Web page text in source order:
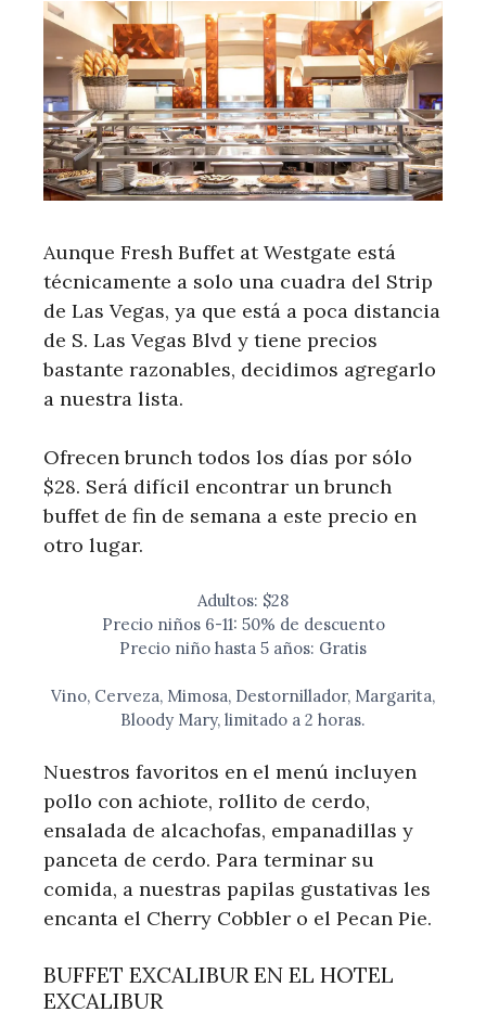
Aunque Fresh Buffet at Westgate está
técnicamente a solo una cuadra del Strip
de Las Vegas, ya que está a poca distancia
de S. Las Vegas Blvd y tiene precios
bastante razonables, decidimos agregarlo
a nuestra lista.
Ofrecen brunch todos los días por sólo
$28. Será difícil encontrar un brunch
buffet de fin de semana a este precio en
otro lugar.
Adultos: $28
Precio niños 6-11: 50% de descuento
Precio niño hasta 5 años: Gratis
Vino, Cerveza, Mimosa, Destornillador, Margarita,
Bloody Mary, limitado a 2 horas.
Nuestros favoritos en el menú incluyen
pollo con achiote, rollito de cerdo,
ensalada de alcachofas, empanadillas y
panceta de cerdo. Para terminar su
comida, a nuestras papilas gustativas les
encanta el Cherry Cobbler o el Pecan Pie.
BUFFET EXCALIBUR EN EL HOTEL
EXCALIBUR